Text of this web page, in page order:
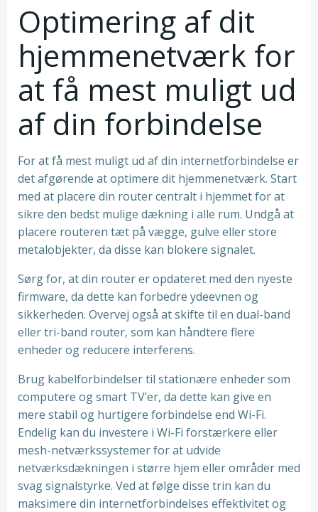
Optimering af dit
hjemmenetværk for
at få mest muligt ud
af din forbindelse
For at få mest muligt ud af din internetforbindelse er
det afgørende at optimere dit hjemmenetværk. Start
med at placere din router centralt i hjemmet for at
sikre den bedst mulige dækning i alle rum. Undgå at
placere routeren tæt på vægge, gulve eller store
metalobjekter, da disse kan blokere signalet.
Sørg for, at din router er opdateret med den nyeste
firmware, da dette kan forbedre ydeevnen og
sikkerheden. Overvej også at skifte til en dual-band
eller tri-band router, som kan håndtere flere
enheder og reducere interferens.
Brug kabelforbindelser til stationære enheder som
computere og smart TV’er, da dette kan give en
mere stabil og hurtigere forbindelse end Wi-Fi.
Endelig kan du investere i Wi-Fi forstærkere eller
mesh-netværkssystemer for at udvide
netværksdækningen i større hjem eller områder med
svag signalstyrke. Ved at følge disse trin kan du
maksimere din internetforbindelses effektivitet og